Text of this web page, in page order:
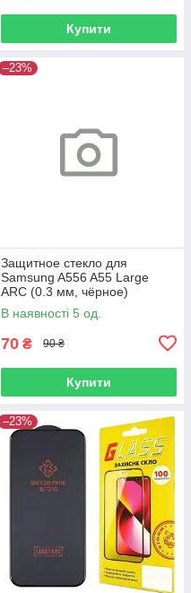
Купити
–23%
Защитное стекло для
Samsung A556 A55 Large
ARC (0.3 мм, чёрное)
В наявності 5 од.
70 ₴ 90 ₴
Купити
–23%